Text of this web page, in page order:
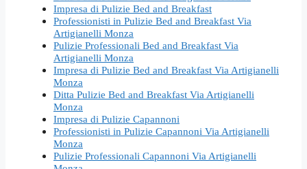
Impresa di Pulizie Bed and Breakfast
Professionisti in Pulizie Bed and Breakfast Via
Artigianelli Monza
Pulizie Professionali Bed and Breakfast Via
Artigianelli Monza
Impresa di Pulizie Bed and Breakfast Via Artigianelli
Monza
Ditta Pulizie Bed and Breakfast Via Artigianelli
Monza
Impresa di Pulizie Capannoni
Professionisti in Pulizie Capannoni Via Artigianelli
Monza
Pulizie Professionali Capannoni Via Artigianelli